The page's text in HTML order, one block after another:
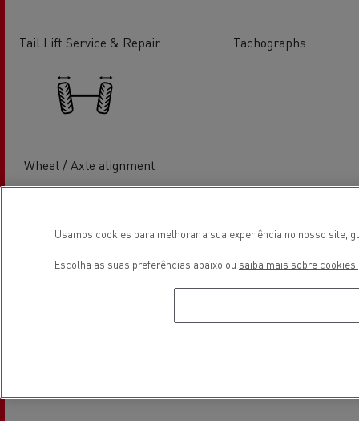
Tail Lift Service & Repair Tachographs
Wheel / Axle alignment
Localização
Usamos cookies para melhorar a sua experiência no nosso site,
Escolha as suas preferências abaixo ou saiba mais sobre cookies.